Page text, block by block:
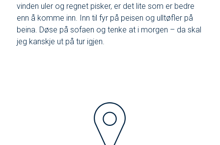
vinden uler og regnet pisker, er det lite som er bedre
enn å komme inn. Inn til fyr på peisen og ulltøfler på
beina. Døse på sofaen og tenke at i morgen – da skal
jeg kanskje ut på tur igjen.